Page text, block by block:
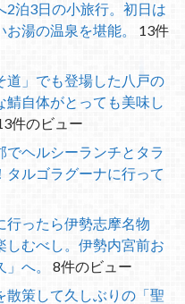
2泊3日の小旅行。初日は
湯の温泉を堪能。
13件
道」でも登場した八戸の
鯖自体がとっても美味し
件のビュー
でヘルシーランチとタラ
タルゴラグーナに行って
行ったら伊勢志摩名物
しむべし。伊勢内宮前お
へ。
8件のビュー
散策して久しぶりの「聖